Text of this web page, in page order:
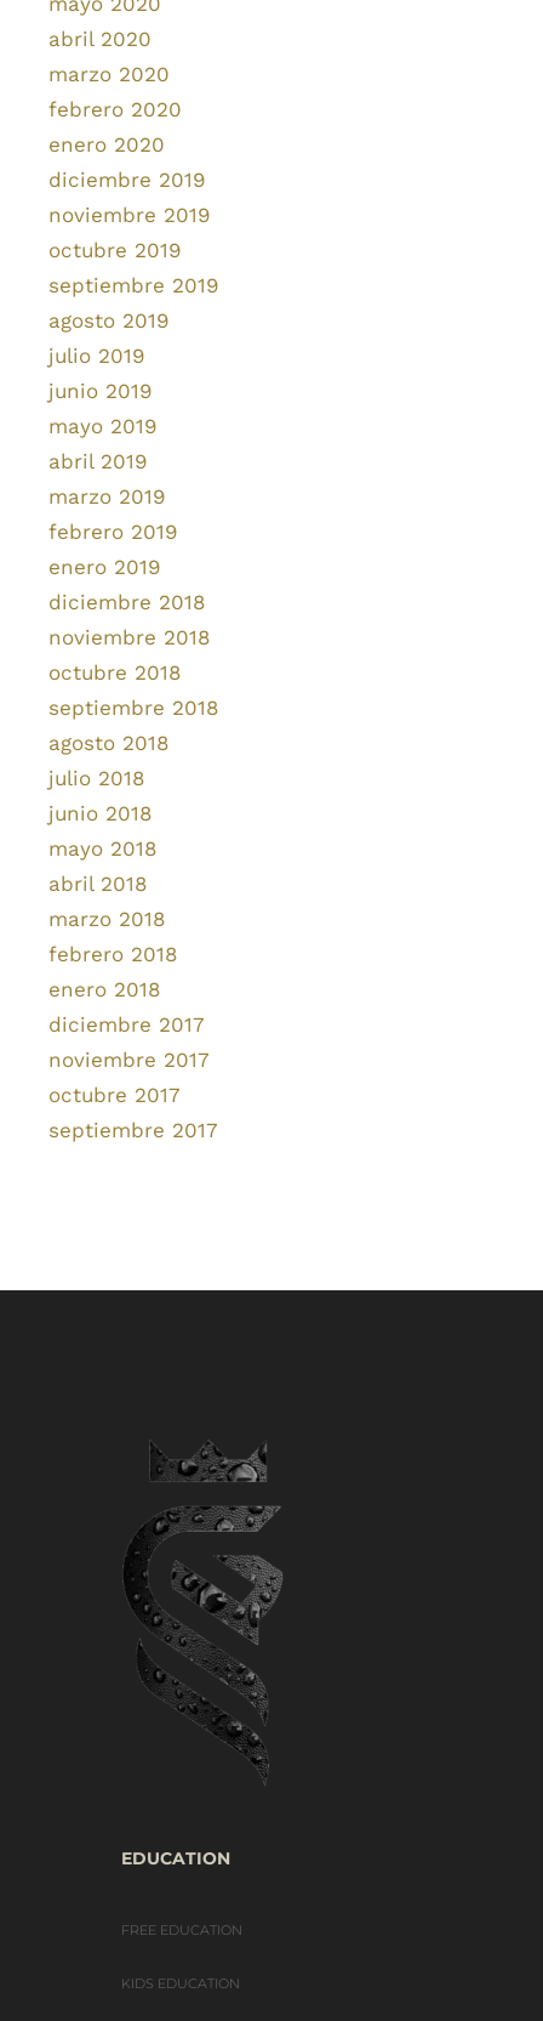
abril 2020
marzo 2020
febrero 2020
enero 2020
diciembre 2019
noviembre 2019
octubre 2019
septiembre 2019
agosto 2019
julio 2019
junio 2019
mayo 2019
abril 2019
marzo 2019
febrero 2019
enero 2019
diciembre 2018
noviembre 2018
octubre 2018
septiembre 2018
agosto 2018
julio 2018
junio 2018
mayo 2018
abril 2018
marzo 2018
febrero 2018
enero 2018
diciembre 2017
noviembre 2017
octubre 2017
septiembre 2017
EDUCATION
FREE EDUCATION
KIDS EDUCATION